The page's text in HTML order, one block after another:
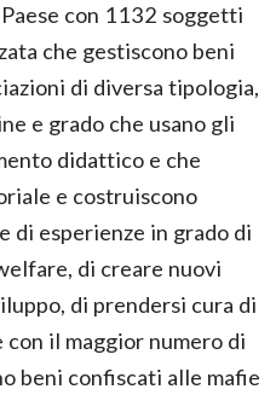
con 1132 soggetti
che gestiscono beni
di diversa tipologia,
e grado che usano gli
didattico e che
e costruiscono
di esperienze in grado di
di creare nuovi
di prendersi cura di
il maggior numero di
beni confiscati alle mafie